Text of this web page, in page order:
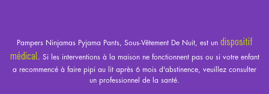
Pampers Ninjamas Pyjama Pants, Sous-Vêtement De Nuit, est un dispositif
médical. Si les interventions à la maison ne fonctionnent pas ou si votre enfant
a recommencé à faire pipi au lit après 6 mois d'abstinence, veuillez consulter
un professionnel de la santé.